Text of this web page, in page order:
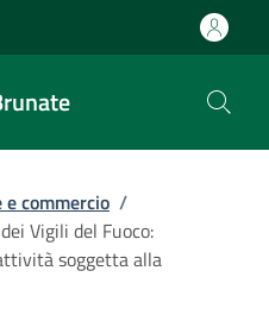
e commercio /
Vigili del Fuoco:
soggetta alla